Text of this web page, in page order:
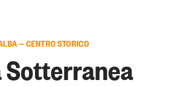
— CENTRO STORICO
Sotterranea